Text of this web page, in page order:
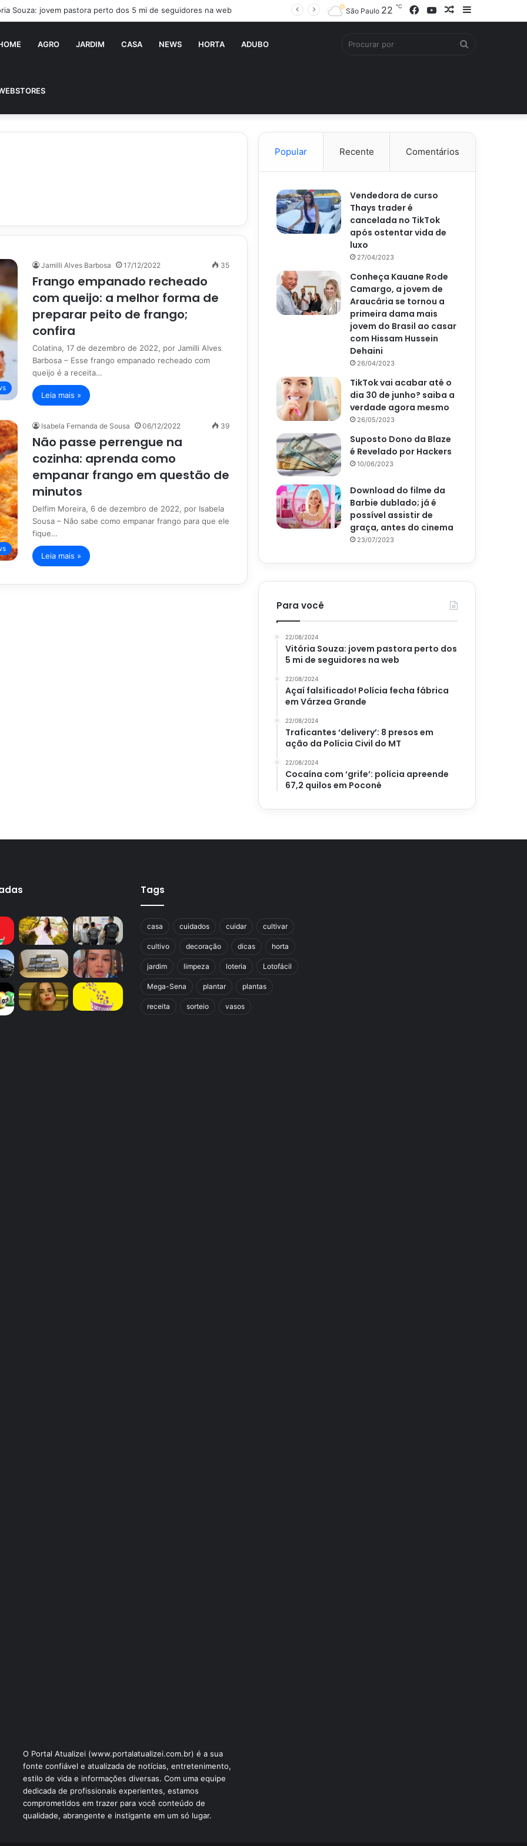
Souza: jovem pastora perto dos 5 mi de seguidores na web
Barra
Artigo
YouTube
Facebook
São Paulo 22 ℃
AGRO JARDIM CASA NEWS HORTA ADUBO
Jamilli Alves Barbosa 17/12/2022 35
Frango empanado recheado
com queijo: a melhor forma de
preparar peito de frango;
confira
Colatina, 17 de dezembro de 2022, por Jamilli Alves
Barbosa – Esse frango empanado recheado com
queijo é a receita…
Leia mais »
Isabela Fernanda de Sousa 06/12/2022 39
Não passe perrengue na
cozinha: aprenda como
empanar frango em questão de
minutos
Delfim Moreira, 6 de dezembro de 2022, por Isabela
Sousa – Não sabe como empanar frango para que ele
fique…
Leia mais »
Popular Recente Comentários
Vendedora de curso
Thays trader é
cancelada no TikTok
após ostentar vida de
luxo
27/04/2023
Conheça Kauane Rode
Camargo, a jovem de
Araucária se tornou a
primeira dama mais
jovem do Brasil ao casar
com Hissam Hussein
Dehaini
26/04/2023
TikTok vai acabar até o
dia 30 de junho? saiba a
verdade agora mesmo
26/05/2023
Suposto Dono da Blaze
é Revelado por Hackers
10/06/2023
Download do filme da
Barbie dublado; já é
possível assistir de
graça, antes do cinema
23/07/2023
Para você
22/08/2024
Vitória Souza: jovem pastora perto dos
5 mi de seguidores na web
22/08/2024
Açaí falsificado! Polícia fecha fábrica
em Várzea Grande
22/08/2024
Traficantes ‘delivery’: 8 presos em
ação da Polícia Civil do MT
22/08/2024
Cocaína com ‘grife’: polícia apreende
67,2 quilos em Poconé
Tags
casa cuidados cuidar cultivar
cultivo decoração dicas horta
jardim limpeza loteria Lotofácil
Mega-Sena plantar plantas
receita sorteio vasos
O Portal Atualizei (www.portalatualizei.com.br) é a sua
fonte confiável e atualizada de notícias, entretenimento,
estilo de vida e informações diversas. Com uma equipe
dedicada de profissionais experientes, estamos
comprometidos em trazer para você conteúdo de
qualidade, abrangente e instigante em um só lugar.